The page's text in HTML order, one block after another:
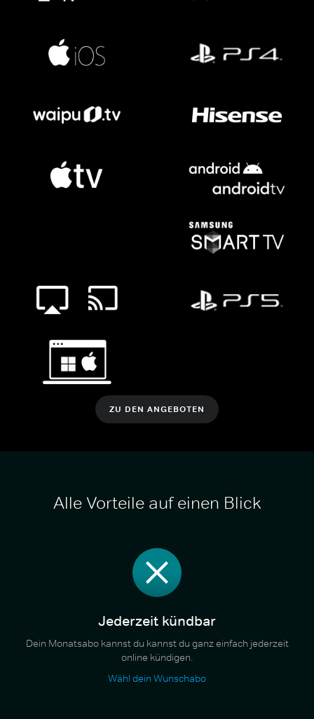
ZU DEN ANGEBOTEN
Alle Vorteile auf einen Blick
Jederzeit kündbar
Dein Monatsabo kannst du kannst du ganz einfach jederzeit
online kündigen.
Wähl dein Wunschabo